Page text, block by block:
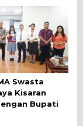
Swasta
Kisaran
Bupati